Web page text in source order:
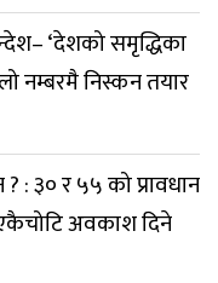
‘देशको समृद्धिका
नम्बरमै निस्कन तयार
३० र ५५ को प्रावधान
अवकाश दिने